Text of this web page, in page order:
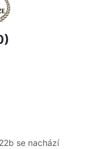
se nachází